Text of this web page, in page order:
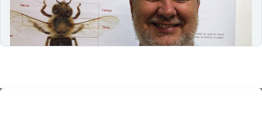
de uma pessoa com deficiência e como ela pode ser
favorecida com a tecnologia e com a inteligencia…